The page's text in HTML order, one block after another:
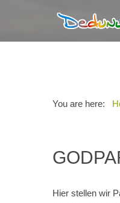
You are here:
Hier stellen wir